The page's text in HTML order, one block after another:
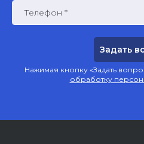
Телефон *
Нажимая кнопку «Задать
обработку